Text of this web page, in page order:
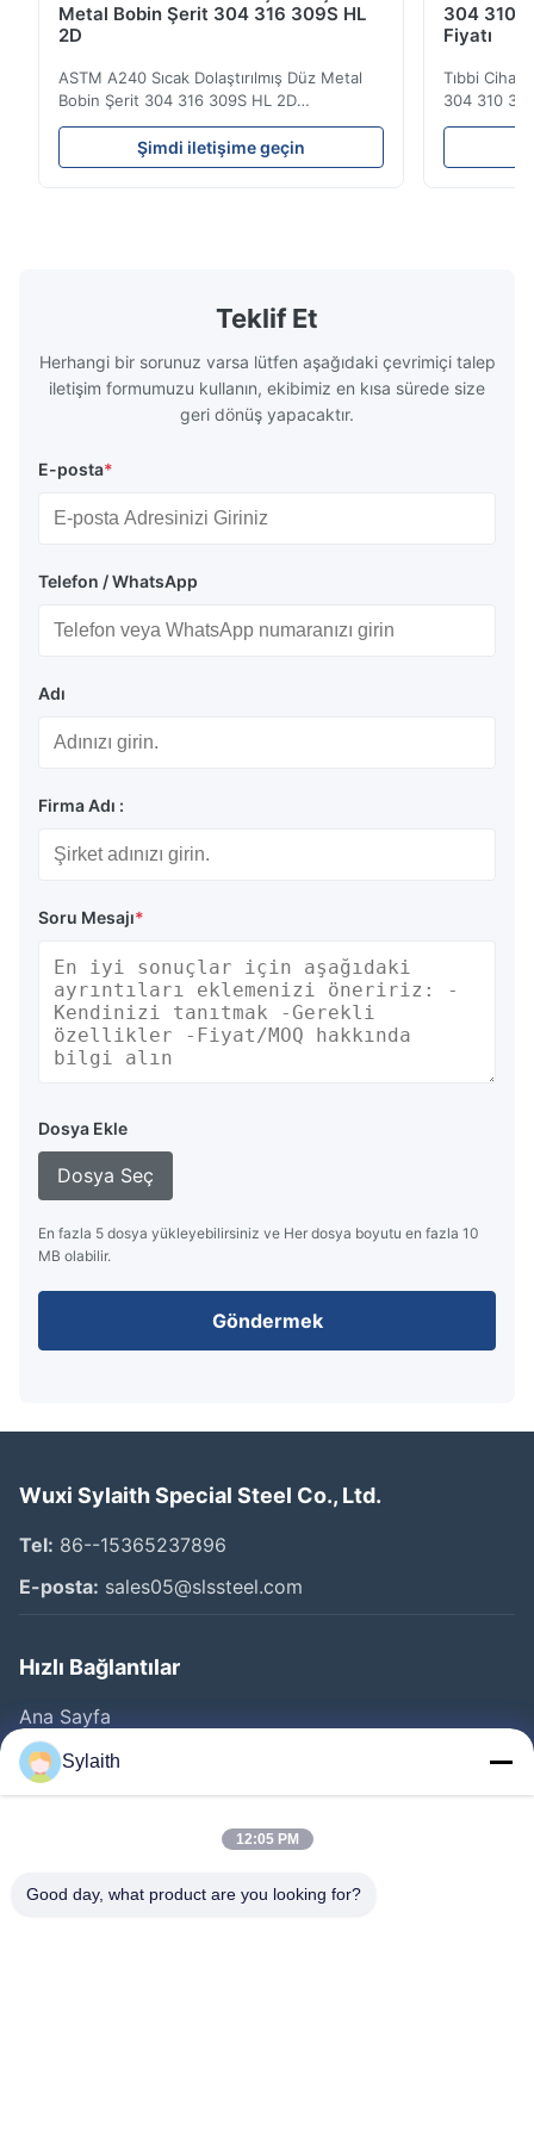
Metal Bobin Şerit 304 316 309S HL
2D
ASTM A240 Sıcak Dolaştırılmış Düz Metal
Bobin Şerit 304 316 309S HL 2D
Sıcak/soğuk olarak yuvarlanmış paslanmaz
çelik bobin şeridi 304 316 309S 310 310S
316L 321 ASTM A240 Ürün Özellikleri Ürün
Şimdi iletişime geçin
304 310
Fiyatı
Tıbbi
304 310
Görünümü
plaka 304
Teklif Et
Herhangi bir sorunuz varsa lütfen aşağıdaki çevrimiçi talep
iletişim formumuzu kullanın, ekibimiz en kısa sürede size
geri dönüş yapacaktır.
E-posta*
Telefon / WhatsApp
Adı
Firma Adı :
Soru Mesajı*
Dosya Ekle
Dosya Seç
En fazla 5 dosya yükleyebilirsiniz ve Her dosya boyutu en fazla 10
MB olabilir.
Göndermek
Wuxi Sylaith Special Steel Co., Ltd.
Tel: 86--15365237896
E-posta: sales05@slssteel.com
Hızlı Bağlantılar
Ana Sayfa
Ürünler
VİDEOLAR
Fabrika Turu
Sylaith
12:05 PM
Good day, what product are you looking for?